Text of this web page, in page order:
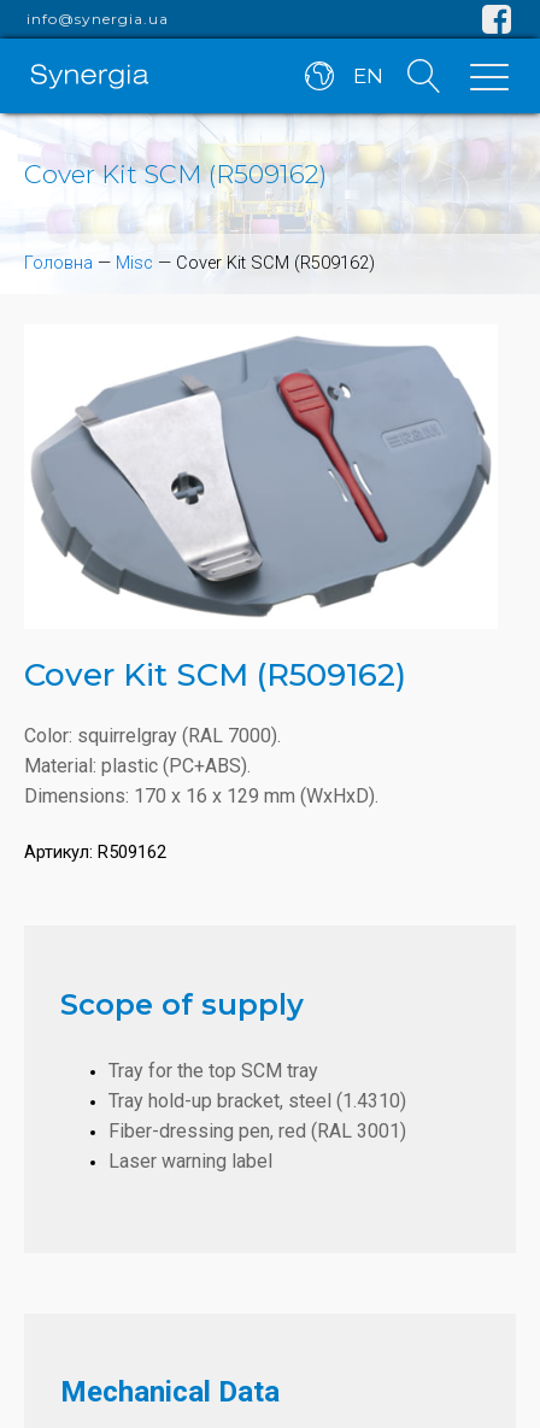
info@synergia.ua
EN
Cover Kit SCM (R509162)
Головна — Misc — Cover Kit SCM (R509162)
Cover Kit SCM (R509162)
Color: squirrelgray (RAL 7000).
Material: plastic (PC+ABS).
Dimensions: 170 x 16 x 129 mm (WxHxD).
Артикул: R509162
Scope of supply
Tray for the top SCM tray
Tray hold-up bracket, steel (1.4310)
Fiber-dressing pen, red (RAL 3001)
Laser warning label
Mechanical Data